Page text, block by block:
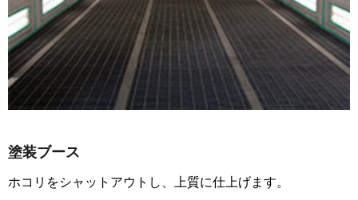
塗装ブース
ホコリをシャットアウトし、上質に仕上げます。